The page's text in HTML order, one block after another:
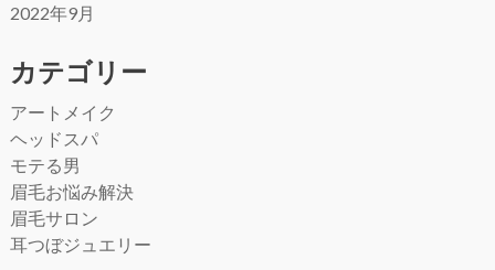
2022年9月
カテゴリー
アートメイク
ヘッドスパ
モテる男
眉毛お悩み解決
眉毛サロン
耳つぼジュエリー